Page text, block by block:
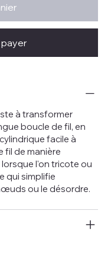
à transformer
boucle de fil, en
facile à
fil de manière
l'on tricote ou
qui simplifie
ou le désordre.